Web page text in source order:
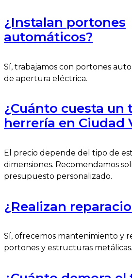
¿Instalan portones
automáticos?
Sí, trabajamos con portones
de apertura eléctrica.
¿Cuánto cuesta un
herrería en Ciudad
El precio depende del tipo de
dimensiones. Recomendamos
presupuesto personalizado.
¿Realizan
Sí, ofrecemos mantenimiento y
portones y estructuras metálicas.